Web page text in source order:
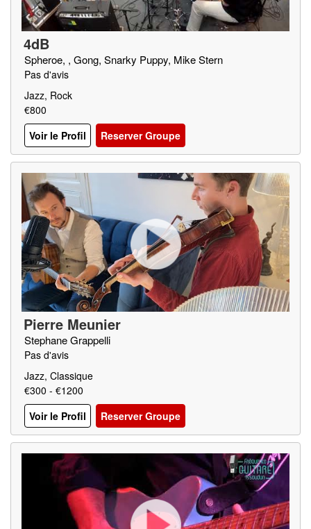
4dB
Spheroe, , Gong, Snarky Puppy, Mike Stern
Pas d'avis
Jazz, Rock
€800
Voir le Profil
Reserver Groupe
Pierre Meunier
Stephane Grappelli
Pas d'avis
Jazz, Classique
€300 - €1200
Voir le Profil
Reserver Groupe